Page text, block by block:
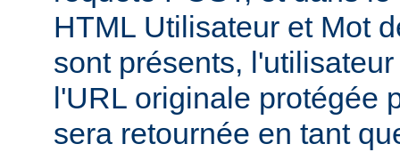
HTML Utilisateur et Mot
sont présents,
l'URL originale protégée
sera retournée en tant